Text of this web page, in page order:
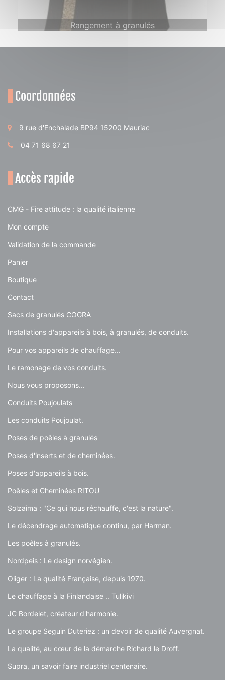
Rangement à granulés
Coordonnées
9 rue d'Enchalade BP94 15200 Mauriac
04 71 68 67 21
Accès rapide
CMG - Fire attitude : la qualité italienne
Mon compte
Validation de la commande
Panier
Boutique
Contact
Sacs de granulés COGRA
Installations d'appareils à bois, à granulés, de conduits.
Pour vos appareils de chauffage...
Le ramonage de vos conduits.
Nous vous proposons...
Conduits Poujoulats
Les conduits Poujoulat.
Poses de poêles à granulés
Poses d'inserts et de cheminées.
Poses d'appareils à bois.
Poêles et Cheminées RITOU
Solzaima : "Ce qui nous réchauffe, c'est la nature".
Le décendrage automatique continu, par Harman.
Les poêles à granulés.
Nordpeis : Le design norvégien.
Oliger : La qualité Française, depuis 1970.
Le chauffage à la Finlandaise .. Tulikivi
JC Bordelet, créateur d'harmonie.
Le groupe Seguin Duteriez : un devoir de qualité Auvergnat.
La qualité, au cœur de la démarche Richard le Droff.
Supra, un savoir faire industriel centenaire.